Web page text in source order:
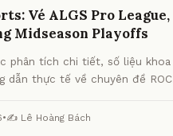
Vé ALGS Pro League,
Midseason Playoffs
phân tích chi tiết, số liệu khoa
dẫn thực tế về chuyên đề ROC
từ chuyên gia.
•✍️ Lê Hoàng Bách